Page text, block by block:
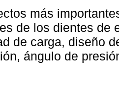
más
de los dientes de
de carga, diseño
ángulo de